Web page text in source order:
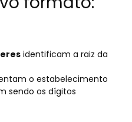
identificam a raiz da
o estabelecimento
sendo os dígitos